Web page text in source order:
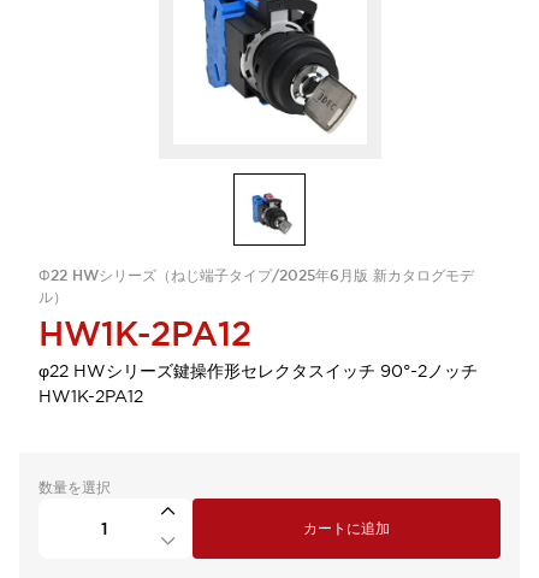
Φ22 HWシリーズ（ねじ端子タイプ/2025年6月版 新カタログモデ
ル）
HW1K-2PA12
φ22 HWシリーズ鍵操作形セレクタスイッチ 90°-2ノッチ
HW1K-2PA12
数量を選択
カートに追加